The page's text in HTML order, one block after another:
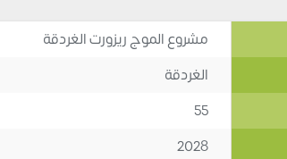
مشروع الموج ريزورت الغردقة
الغردقة
55
2028